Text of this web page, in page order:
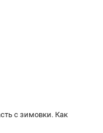
с зимовки. Как